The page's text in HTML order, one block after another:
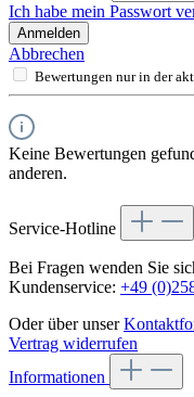
Ich habe mein Passwort
Anmelden
Abbrechen
Bewertungen nur in der
Keine Bewertungen
anderen.
Service-Hotline
Bei Fragen wenden Sie
Kundenservice: +49
Oder über unser
Vertrag widerrufen
Informationen